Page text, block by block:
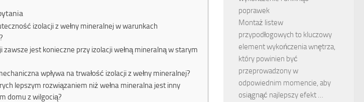
izolacji z wełny mineralnej w warunkach
zawsze jest konieczne przy izolacji wełną mineralną w starym
wpływa na trwałość izolacji z wełny mineralnej?
lepszym rozwiązaniem niż wełna mineralna jest inny
domu z wilgocią?
poprawek
Montaż listew
przypodłogowych to kluczowy
element wykończenia wnętrza,
który powinien być
przeprowadzony w
odpowiednim momencie, aby
osiągnąć najlepszy efekt …